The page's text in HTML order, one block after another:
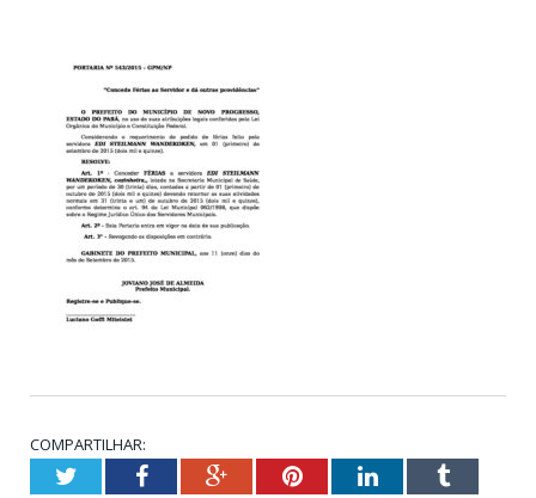
COMPARTILHAR:
TwitterFacebookGoogle+PinterestLinkedInTumblr